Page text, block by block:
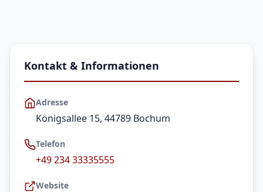
Kontakt & Informationen
Adresse
Königsallee 15, 44789 Bochum
Telefon
+49 234 33335555
Website